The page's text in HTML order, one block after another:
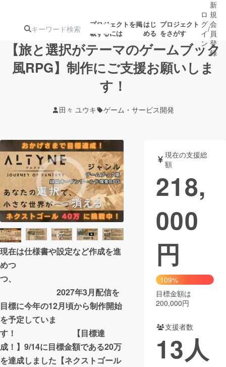
プロジェクトを掲
載するには
はじ
める
プロジェクト
をさがす
注目の新着プロ
テクノロジー・ガジェット
映像・映画 書籍・雑誌
ビジネス・起業 チャレンジ
まちづくり・地域活性化
CAMPFIRE Creation
CAMPFIREふるさと納税machi-ya コミュニティ
ロ
グ
イ
ン
/
新
規
会
員
登
録
【旅と選択がテーマのゲームブック
風RPG】制作にご支援お願いしま
す！
田々 ユウキ ゲーム・サービス開発
現在は仕様書や設定など作成を進
めつ
つ、
2027年3月配信を
目標に今年の12月頃から制作開始
を予定していま
す！ 【目標達
成！】9/14に目標金額である20万
を達成しました【ネクストゴール
現在の支援総
額
218,
000
円
109%
目標金額は
200,000円
支援者数
13人